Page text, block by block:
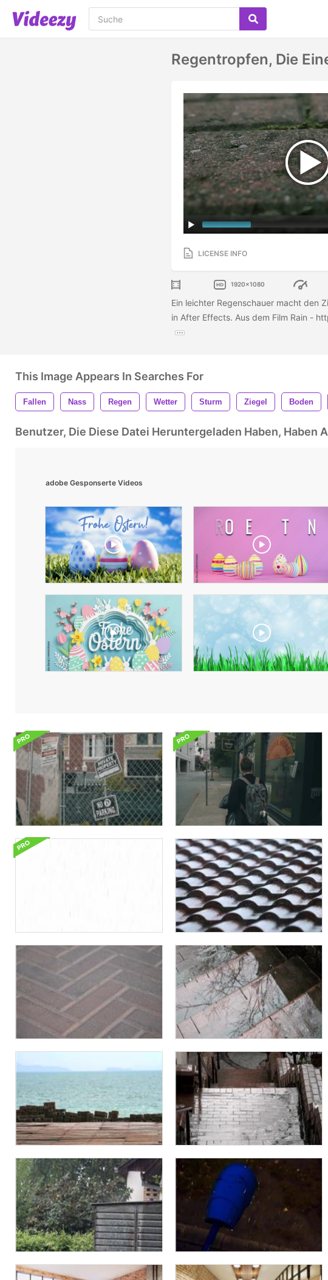
Regentropfen, Die
LICENSE INFO
1920x1080
Ein leichter Regenschauer macht den
in After Effects. Aus dem Film Rain -
This Image Appears In Searches For
Fallen Nass Regen Wetter Sturm Ziegel Boden
Benutzer, Die Diese Datei Heruntergeladen Haben, Haben
adobe Gesponserte Videos